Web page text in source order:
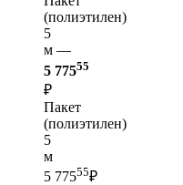
(полиэтилен)
5
м —
5 77555
₽
Пакет
(полиэтилен)
5
м
5 77555₽